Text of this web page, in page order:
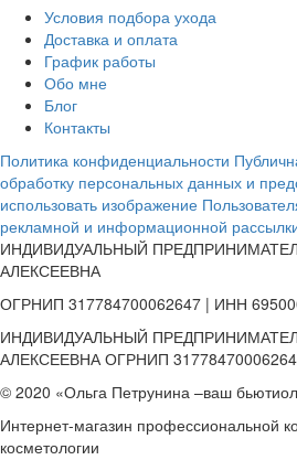
Условия подбора ухода
Доставка и оплата
График работы
Обо мне
Блог
Контакты
Политика конфиденциальности
обработку персональных данных и
использовать изображение
рекламной и информационной
ИНДИВИДУАЛЬНЫЙ
АЛЕКСЕЕВНА
ОГРНИП 317784700062647 | ИНН
ИНДИВИДУАЛЬНЫЙ
АЛЕКСЕЕВНА ОГРНИП
© 2020 «Ольга Петрунина –ваш
Интернет-магазин профессиональной
косметологии